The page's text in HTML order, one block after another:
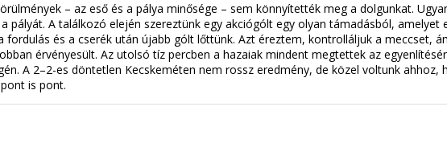
– az eső és a pálya minősége – sem könnyítették meg a dolgunkat.
A találkozó elején szereztünk egy akciógólt egy olyan támadásból, amelyet
és a cserék után újabb gólt lőttünk. Azt éreztem, kontrolláljuk a meccset,
érvényesült. Az utolsó tíz percben a hazaiak mindent megtettek az
A 2–2-es döntetlen Kecskeméten nem rossz eredmény, de közel voltunk
is pont.